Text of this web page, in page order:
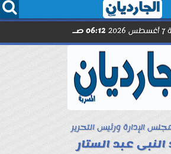
  
06:12 صـ
الإدارة ورئيس التحرير
عبد الستار